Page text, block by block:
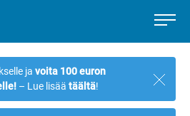
ja voita 100 euron
– Lue lisää täältä!
Sulje